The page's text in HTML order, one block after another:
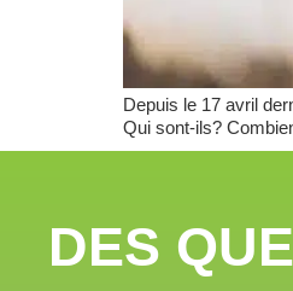
Depuis le 17 avril
Qui sont-ils?
DES